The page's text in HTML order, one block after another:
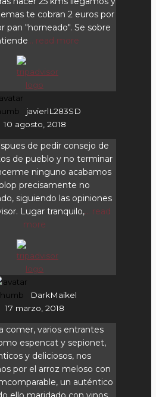
te cobran 2 euros por
pan "horneado". Se sobre
... read more
javierlL283SD
10 agosto, 2018
de pedir consejo de
de pueblo y no terminar
ninguno acabamos
precisamente no
siguiendo las opiniones
Lugar tranquilo,... read
more
DarkMaikel
17 marzo, 2018
comer, varios entrantes
espencat y sepionet,
y deliciosos, nos
por el arroz meloso con
un auténtico